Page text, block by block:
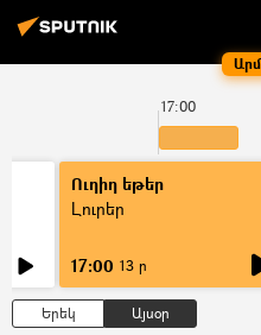
17:00
Ուղիղ եթեր
Լուրեր
17:00 13 ր
Երեկ Այսօր